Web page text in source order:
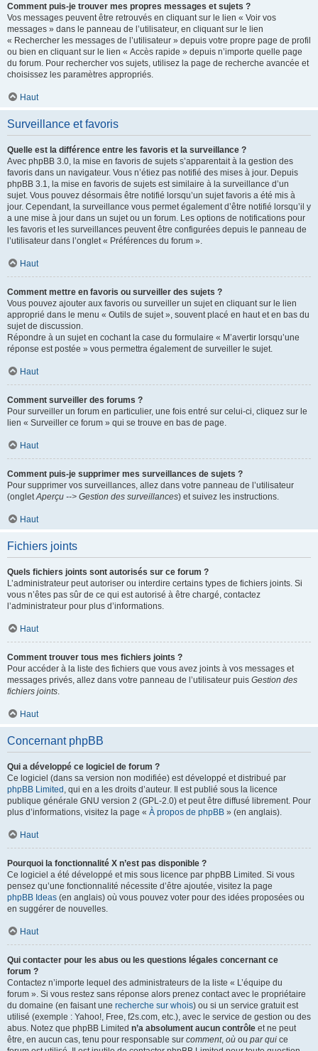
Comment puis-je trouver mes propres messages et sujets ?
Vos messages peuvent être retrouvés en cliquant sur le lien « Voir vos
messages » dans le panneau de l’utilisateur, en cliquant sur le lien
« Rechercher les messages de l’utilisateur » depuis votre propre page de profil
ou bien en cliquant sur le lien « Accès rapide » depuis n’importe quelle page
du forum. Pour rechercher vos sujets, utilisez la page de recherche avancée et
choisissez les paramètres appropriés.
Haut
Surveillance et favoris
Quelle est la différence entre les favoris et la surveillance ?
Avec phpBB 3.0, la mise en favoris de sujets s’apparentait à la gestion des
favoris dans un navigateur. Vous n’étiez pas notifié des mises à jour. Depuis
phpBB 3.1, la mise en favoris de sujets est similaire à la surveillance d’un
sujet. Vous pouvez désormais être notifié lorsqu’un sujet favoris a été mis à
jour. Cependant, la surveillance vous permet également d’être notifié lorsqu’il y
a une mise à jour dans un sujet ou un forum. Les options de notifications pour
les favoris et les surveillances peuvent être configurées depuis le panneau de
l’utilisateur dans l’onglet « Préférences du forum ».
Haut
Comment mettre en favoris ou surveiller des sujets ?
Vous pouvez ajouter aux favoris ou surveiller un sujet en cliquant sur le lien
approprié dans le menu « Outils de sujet », souvent placé en haut et en bas du
sujet de discussion.
Répondre à un sujet en cochant la case du formulaire « M’avertir lorsqu’une
réponse est postée » vous permettra également de surveiller le sujet.
Haut
Comment surveiller des forums ?
Pour surveiller un forum en particulier, une fois entré sur celui-ci, cliquez sur le
lien « Surveiller ce forum » qui se trouve en bas de page.
Haut
Comment puis-je supprimer mes surveillances de sujets ?
Pour supprimer vos surveillances, allez dans votre panneau de l’utilisateur
(ongletAperçu --> Gestion des surveillances) et suivez les instructions.
Haut
Fichiers joints
Quels fichiers joints sont autorisés sur ce forum ?
L’administrateur peut autoriser ou interdire certains types de fichiers joints. Si
vous n’êtes pas sûr de ce qui est autorisé à être chargé, contactez
l’administrateur pour plus d’informations.
Haut
Comment trouver tous mes fichiers joints ?
Pour accéder à la liste des fichiers que vous avez joints à vos messages et
messages privés, allez dans votre panneau de l’utilisateur puis Gestion des
fichiers joints.
Haut
Concernant phpBB
Qui a développé ce logiciel de forum ?
Ce logiciel (dans sa version non modifiée) est développé et distribué par
phpBB Limited , qui en a les droits d’auteur. Il est publié sous la licence
publique générale GNU version 2 (GPL-2.0) et peut être diffusé librement. Pour
plus d’informations, visitez la page « À propos de phpBB » (en anglais).
Haut
Pourquoi la fonctionnalité X n’est pas disponible ?
Ce logiciel a été développé et mis sous licence par phpBB Limited. Si vous
pensez qu’une fonctionnalité nécessite d’être ajoutée, visitez la page
phpBB Ideas (en anglais) où vous pouvez voter pour des idées proposées ou
en suggérer de nouvelles.
Haut
Qui contacter pour les abus ou les questions légales concernant ce
forum ?
Contactez n’importe lequel des administrateurs de la liste « L’équipe du
forum ». Si vous restez sans réponse alors prenez contact avec le propriétaire
du domaine (en faisant une recherche sur whois) ou si un service gratuit est
utilisé (exemple : Yahoo!, Free, f2s.com, etc.), avec le service de gestion ou des
abus. Notez que phpBB Limited n’a absolument aucun contrôle et ne peut
être, en aucun cas, tenu pour responsable sur comment, où ou par qui ce